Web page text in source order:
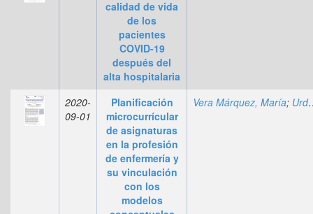
calidad de vida
de los
pacientes
COVID-19
después del
alta hospitalaria
2020-
09-01
Planificación
microcurrícular
de asignaturas
en la profesión
de enfermería y
su vinculación
con los
modelos
Vera Márquez, María; Urdaneta de Primera, Esther